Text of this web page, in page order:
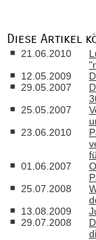
Diese Artikel
21.06.2010
12.05.2009
29.05.2007
25.05.2007
23.06.2010
01.06.2007
25.07.2008
13.08.2009
29.07.2008